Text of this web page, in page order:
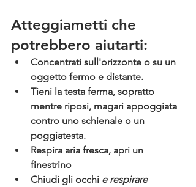
Atteggiametti che
potrebbero aiutarti:
Concentrati sull'orizzonte o su un
oggetto fermo e distante.
Tieni la testa ferma, sopratto
mentre riposi, magari appoggiata
contro uno schienale o un
poggiatesta.
Respira aria fresca, apri un
finestrino
Chiudi gli occhi e respirare